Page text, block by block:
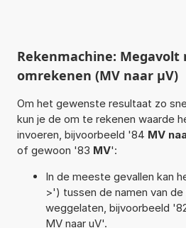
Rekenmachine:
omrekenen (MV naar µV)
Om het gewenste resultaat zo
kun je de om te rekenen waarde
invoeren, bijvoorbeeld '84 MV
of gewoon '83 MV':
In de meeste gevallen kan
>') tussen de namen van
weggelaten, bijvoorbeeld
MV naar uV'.